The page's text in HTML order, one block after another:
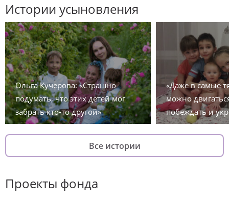
Истории усыновления
Ольга Кучерова: «Страшно
подумать, что этих детей мог
забрать кто-то другой»
«Даже в самые
можно
побеждать и
Все истории
Проекты фонда